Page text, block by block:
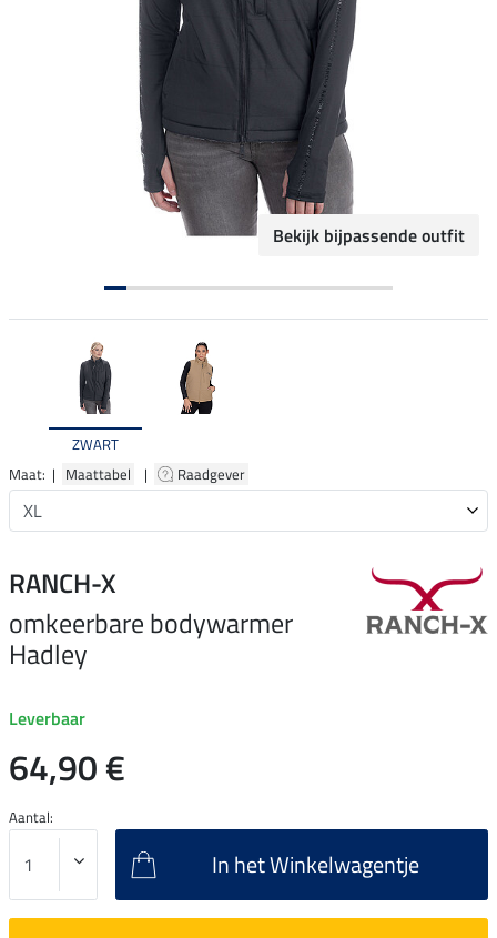
Bekijk bijpassende outfit
ZWART
Maat: | Maattabel | Raadgever
RANCH-X
omkeerbare bodywarmer
Hadley
Leverbaar
64,90 €
Aantal:
In het Winkelwagentje